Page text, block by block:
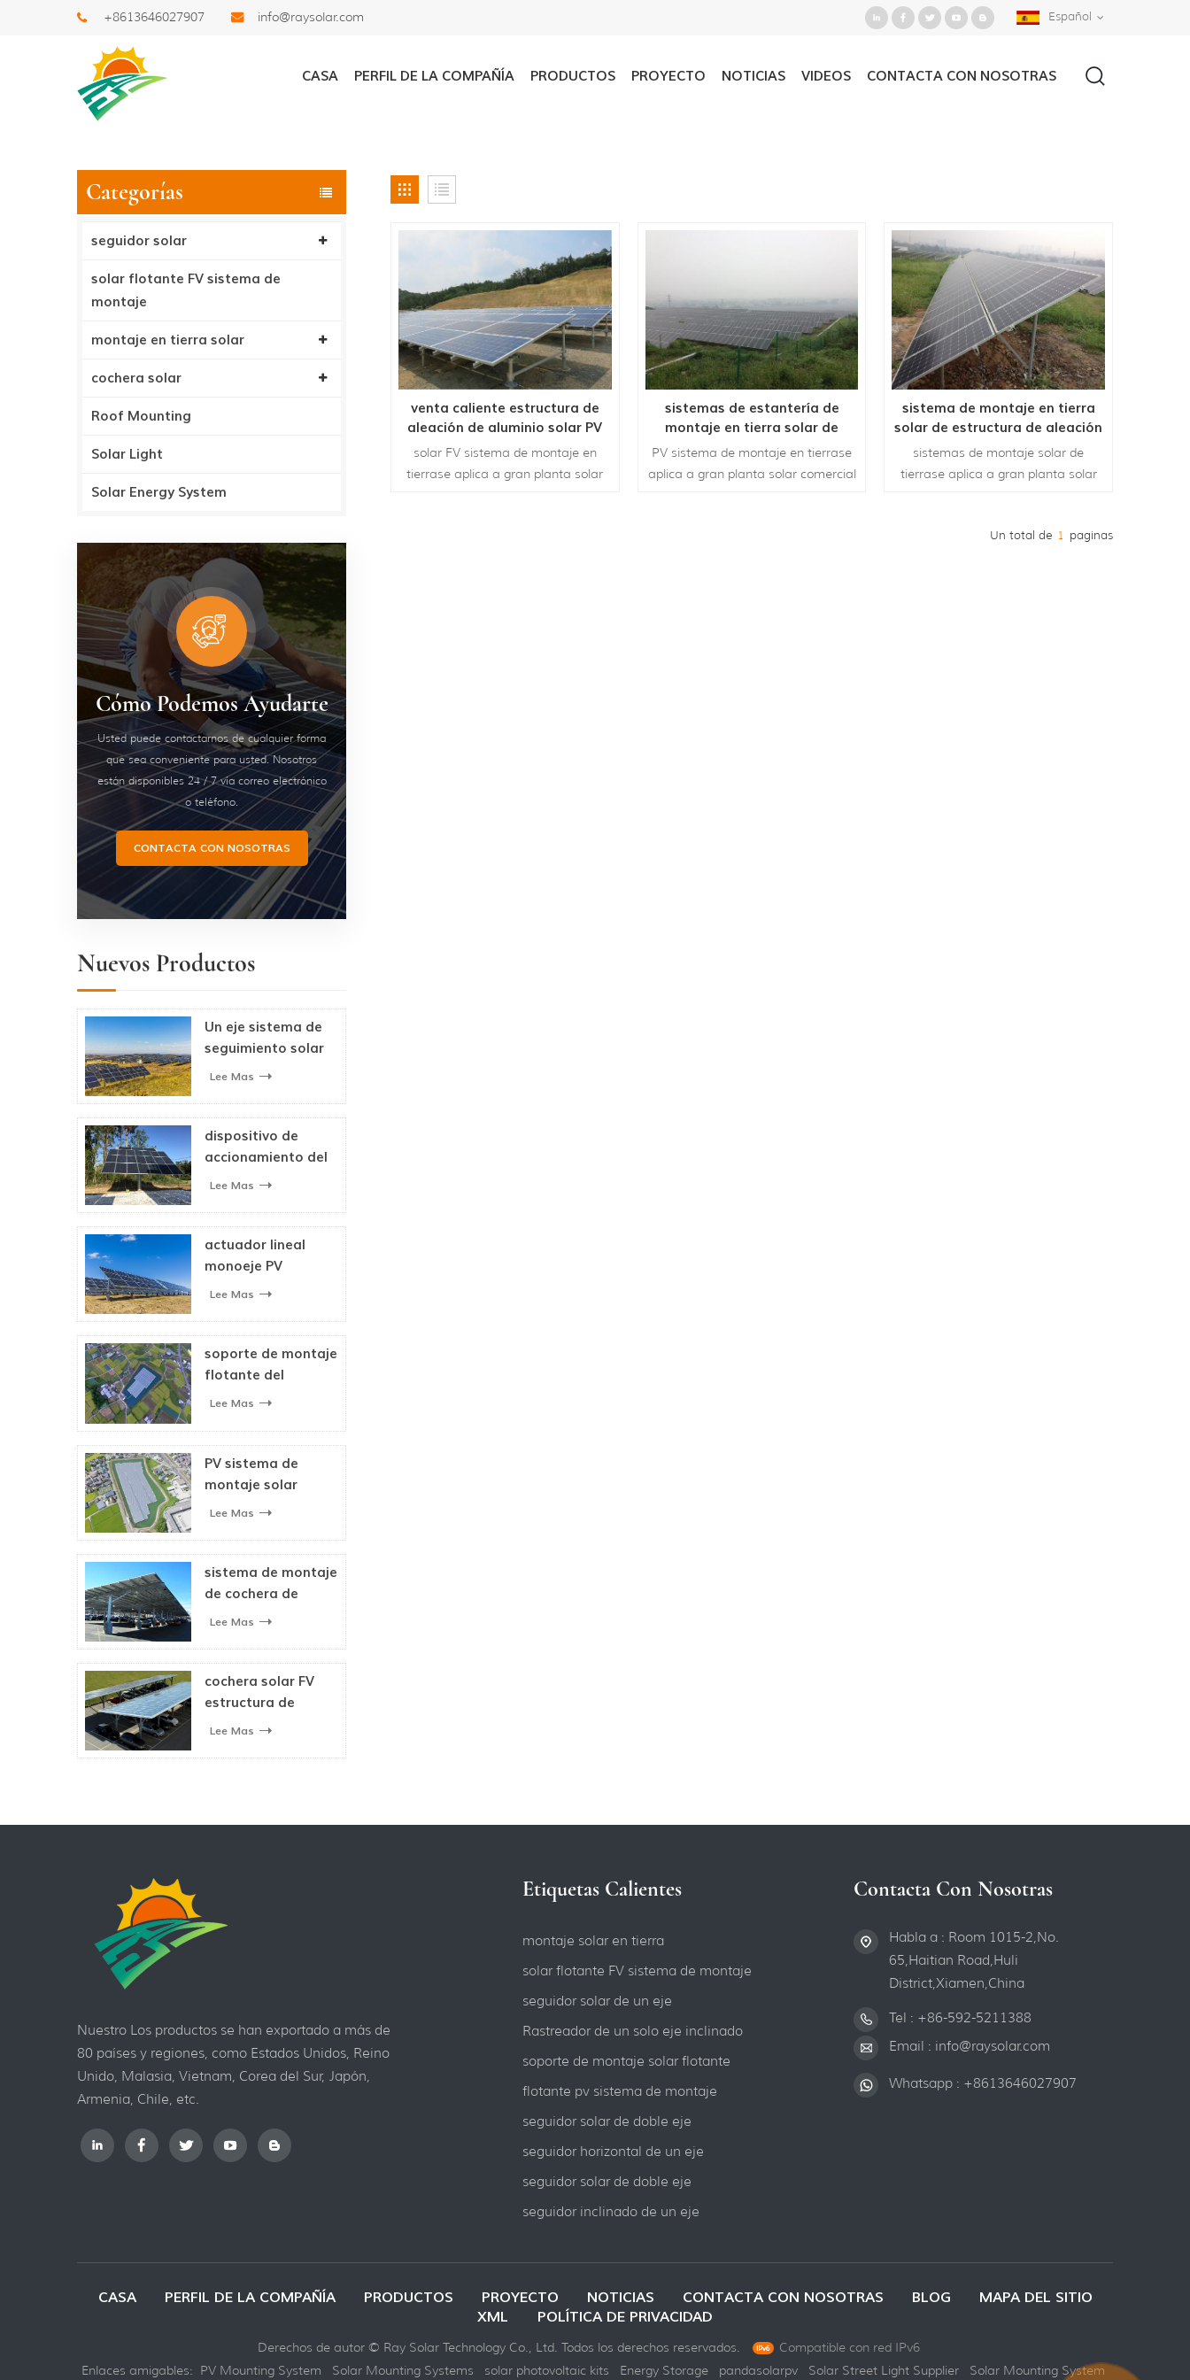
+8613646027907 info@raysolar.com Español
CASA PERFIL DE LA COMPAÑÍA PRODUCTOS PROYECTO NOTICIAS VIDEOS CONTACTA CON NOSOTRAS
Buscar
Categorías
seguidor solar
solar flotante FV sistema de
montaje
montaje en tierra solar
cochera solar
Roof Mounting
Solar Light
Solar Energy System
Cómo Podemos Ayudarte
Usted puede contactarnos de cualquier forma
que sea conveniente para usted. Nosotros
están disponibles 24 / 7 vía correo electrónico
o teléfono.
CONTACTA CON NOSOTRAS
Nuevos Productos
Un eje sistema de
seguimiento solar
fotovoltaico
Lee Mas
dispositivo de
accionamiento del
seguidor solar de
solar
Lee Mas
actuador lineal
monoeje PV
sistema de
Lee Mas
soporte de montaje
flotante del
sistema solar para
Lee Mas
PV sistema de
montaje solar
flotante
Lee Mas
sistema de montaje
de cochera de
estructura
Lee Mas
cochera solar FV
estructura de
montaje para
Lee Mas
venta caliente estructura de
aleación de aluminio solar PV
sistema de montaje en tierra
solar FV sistema de montaje en
tierrase aplica a gran planta solar
sistemas de estantería de
montaje en tierra solar de
aleación de aluminio
PV sistema de montaje en tierrase
aplica a gran planta solar comercial
sistema de montaje en tierra
solar de estructura de aleación
de aluminio de fácil instalación
sistemas de montaje solar de
tierrase aplica a gran planta solar
sola columna que es adecuado
Un total de 1 paginas
Nuestro Los productos se han exportado a más de
80 países y regiones, como Estados Unidos, Reino
Unido, Malasia, Vietnam, Corea del Sur, Japón,
Armenia, Chile, etc.
Etiquetas Calientes
montaje solar en tierra
solar flotante FV sistema de montaje
seguidor solar de un eje
Rastreador de un solo eje inclinado
soporte de montaje solar flotante
flotante pv sistema de montaje
seguidor solar de doble eje
seguidor horizontal de un eje
seguidor solar de doble eje
seguidor inclinado de un eje
Contacta Con Nosotras
Habla a : Room 1015-2,No.
65,Haitian Road,Huli
District,Xiamen,China
Tel : +86-592-5211388
Email : info@raysolar.com
Whatsapp : +8613646027907
CASA PERFIL DE LA COMPAÑÍA PRODUCTOS PROYECTO NOTICIAS CONTACTA CON NOSOTRAS BLOG
MAPA DEL SITIO
XML
POLÍTICA DE PRIVACIDAD
Derechos de autor © Ray Solar Technology Co., Ltd. Todos los derechos reservados.
Compatible con red IPv6
Enlaces amigables: PV Mounting System Solar Mounting Systems solar photovoltaic kits Energy Storage pandasolarpv Solar Street Light Supplier Solar Mounting System